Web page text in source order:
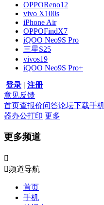
OPPOReno12
vivo X100s
iPhone Air
OPPOFindX7
iQOO Neo9S Pro
三星S25
vivos19
iQOO Neo9S Pro+
登录 | 注册
意见反馈
首页查报价问答论坛下载手
器办公打印 更多
更多频道

频道导航
首页
手机